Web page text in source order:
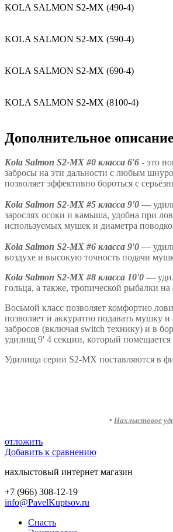
KOLA SALMON S2-MX (490-4)
KOLA SALMON S2-MX (590-4)
KOLA SALMON S2-MX (690-4)
KOLA SALMON S2-MX (8100-4)
Дополнительное описание
Kola Salmon S2-MX #0 класса 6'6 - это
забросы на эти дальности с любым
позволяет эффективно бороться с
Kola Salmon S2-MX #5 класса 9'0 —
зарослях осоки и камыша, удобна при
используемых мушек и диаметра
Kola Salmon S2-MX #6 класса 9'0 —
воздухе и высокую точность подачи
Kola Salmon S2-MX #8 класса 10'0 —
гольца, а также, тропической рыбалки на
Восьмой класс позволяет комфортно
позволяет и аккуратно подавать мушку
забросов (включая switch технику) и в
удилищ 9' 4 секции, который помещается
Удилища серии S2-MX поставляются в
• Нахлыстовое
отложить
Добавить к сравнению
нахлыстовый интернет магазин
+7 (966) 308-12-19
info@PavelKuptsov.ru
Снасть